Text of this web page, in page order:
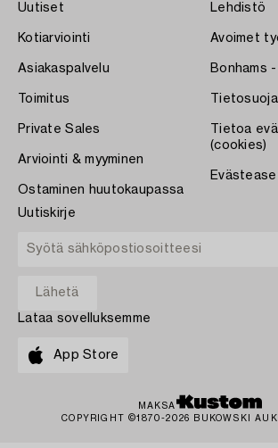
Uutiset
Kotiarviointi
Asiakaspalvelu
Toimitus
Private Sales
Arviointi & myyminen
Ostaminen huutokaupassa
Lehdistö
Avoimet
Bonhams
Tietoa
(cookies)
Uutiskirje
Lataa sovelluksemme
App Store
MAKSA
COPYRIGHT ©1870-2026 BUKOWSKI